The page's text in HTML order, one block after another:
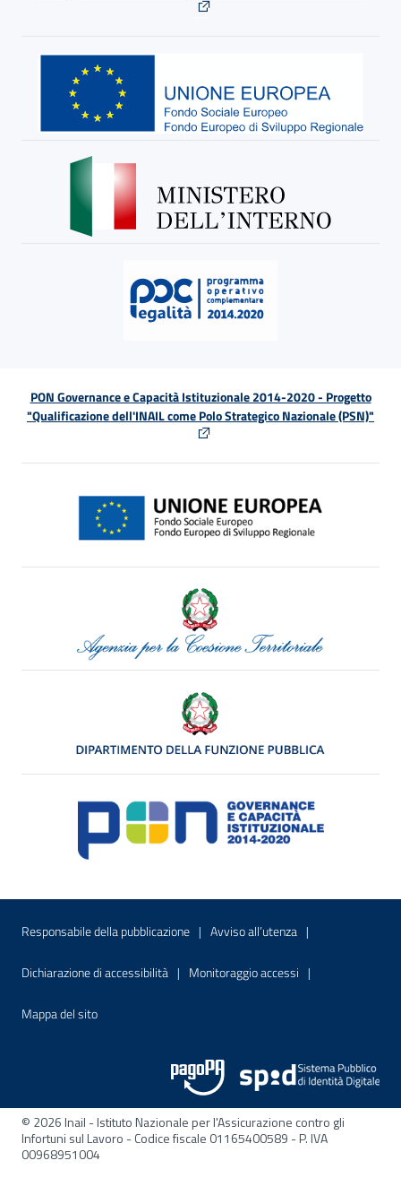
PON Governance e Capacità Istituzionale 2014-2020 - Progetto
"Qualificazione dell'INAIL come Polo Strategico Nazionale (PSN)"
Menu di servizio
Responsabile della pubblicazione Sito interno - Apre in una nuova
Avviso all’utenza Sito interno -
Dichiarazione di accessibilità Sito interno - Apre in una nuova finestra
Monitoraggio accessi Sito interno -
Mappa del sitoSito interno - Apre nella stessa finestra
© 2026 Inail - Istituto Nazionale per l'Assicurazione contro gli
Infortuni sul Lavoro - Codice fiscale 01165400589 - P. IVA
00968951004